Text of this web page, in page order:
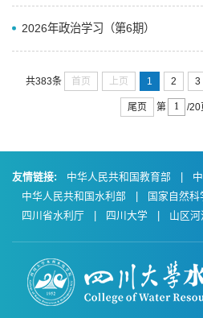
2026年政治学习（第6期）
共383条 首页 上页 1 2 3
尾页 第 /20
友情链接: 中华人民共和国教育部
中华人民共和国水利部
国家自然
四川省水利厅
四川大学 山区